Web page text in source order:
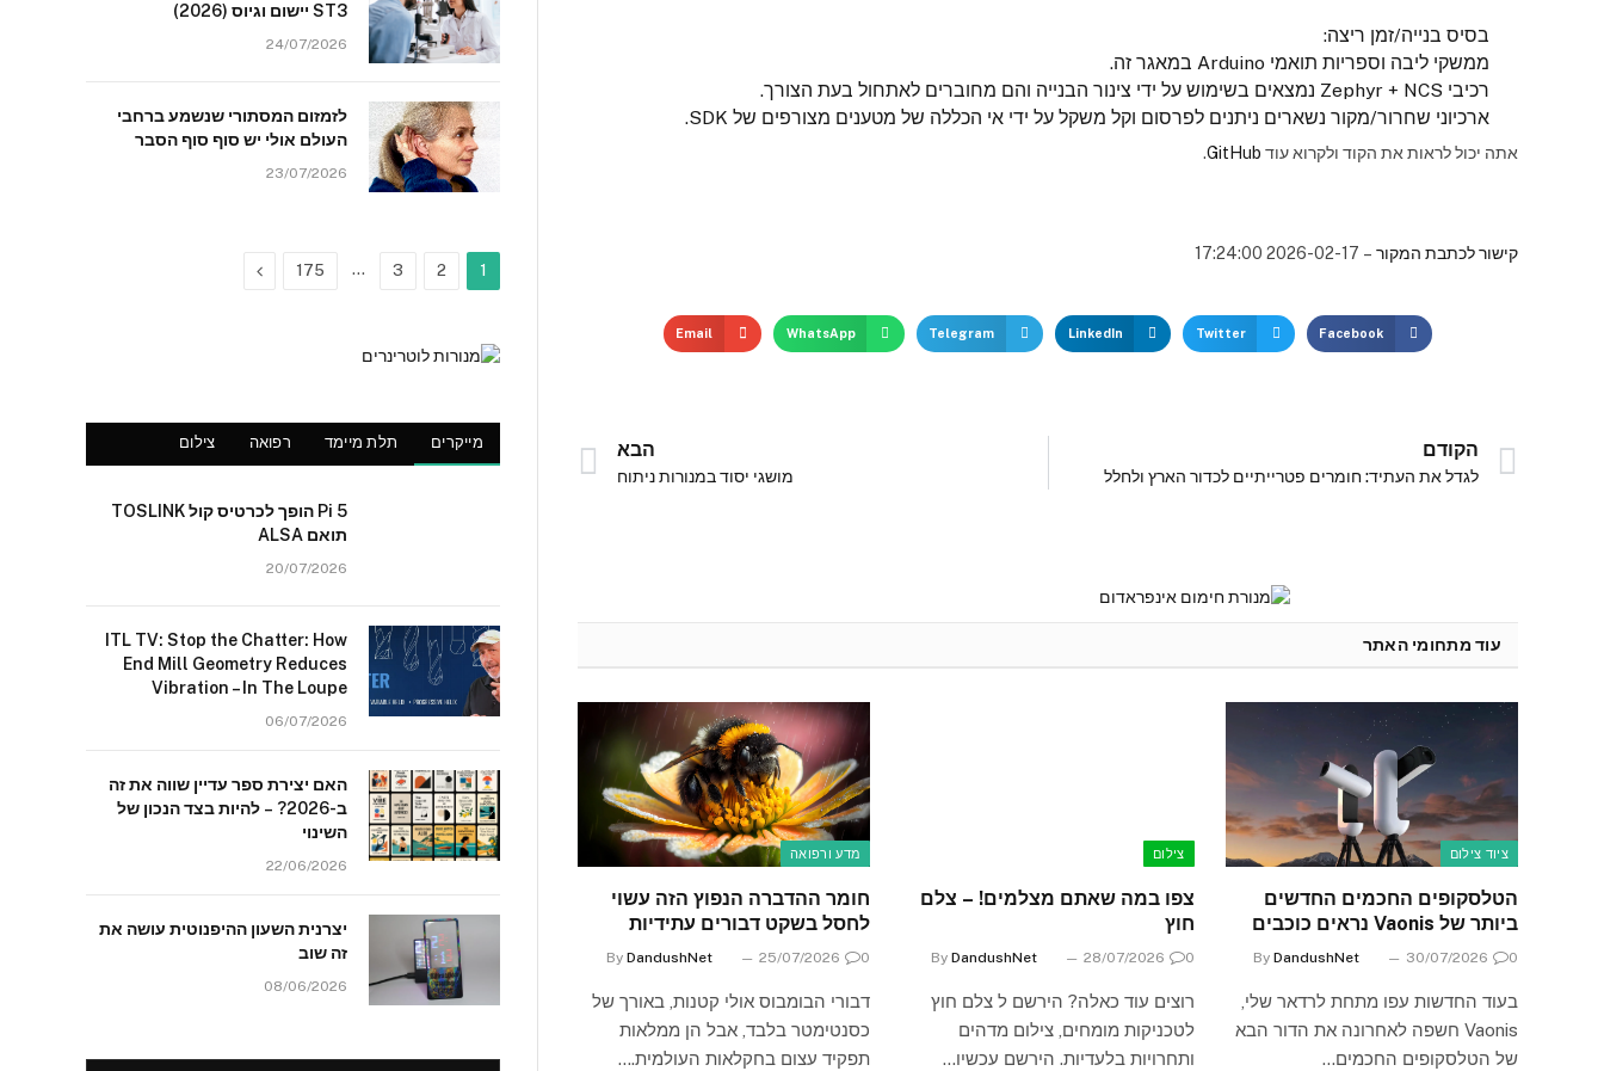
בסיס בנייה/זמן ריצה:
ממשקי ליבה וספריות תואמי Arduino במאגר זה.
רכיבי Zephyr + NCS נמצאים בשימוש על ידי צינור הבנייה והם מחוברים לאתחול בעת הצורך.
ארכיוני שחרור/מקור נשארים ניתנים לפרסום וקל משקל על ידי אי הכללה של מטענים מצורפים של SDK.
אתה יכול לראות את הקוד ולקרוא עוד GitHub
.
קישור לכתבת המקור – 2026-02-17 17:24:00
Facebook
Twitter
LinkedIn
Telegram
WhatsApp
Email
הקודם
לגדל את העתיד: חומרים פטרייתיים לכדור הארץ ולחלל
הבא
מושגי יסוד במנורות ניתוח
עוד מתחומי האתר
ציוד צילום
הטלסקופים החכמים החדשים
ביותר של Vaonis נראים כוכבים
By DandushNet 30/07/2026 0
בעוד החדשות עפו מתחת לרדאר שלי,
Vaonis חשפה לאחרונה את הדור הבא
של הטלסקופים החכמים…
צילום
צפו במה שאתם מצלמים! – צלם
חוץ
By DandushNet 28/07/2026 0
רוצים עוד כאלה? הירשם ל צלם חוץ
לטכניקות מומחים, צילום מדהים
ותחרויות בלעדיות. הירשם עכשיו…
מדע ורפואה
חומר ההדברה הנפוץ הזה עשוי
לחסל בשקט דבורים עתידיות
By DandushNet 25/07/2026 0
דבורי הבומבוס אולי קטנות, באורך של
כסנטימטר בלבד, אבל הן ממלאות
תפקיד עצום בחקלאות העולמית.…
ST3 יישום וגיוס (2026)
24/07/2026
לזמזום המסתורי שנשמע ברחבי
העולם אולי יש סוף סוף הסבר
23/07/2026
1
2
3
…
175
Next
מייקרים תלת מיימד רפואה צילום
Pi 5 הופך לכרטיס קול TOSLINK
תואם ALSA
20/07/2026
ITL TV: Stop the Chatter: How
End Mill Geometry Reduces
Vibration – In The Loupe
06/07/2026
האם יצירת ספר עדיין שווה את זה
ב-2026? – להיות בצד הנכון של
השינוי
22/06/2026
יצרנית השעון ההיפנוטית עושה את
זה שוב
08/06/2026